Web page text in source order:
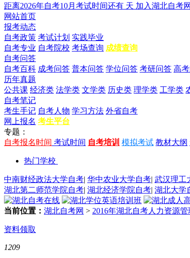
距离2026年自考10月考试时间还有 天 加入湖北自考
网站首页
报考动态
自考政策 考试计划 实践毕业
自考专业 自考院校 考场查询 成绩查询
自考问答
自考百科 成考问答 普本问答 学位问答 考研问答 高
历年真题
公共课 经济类 法学类 文学类 历史类 理学类 工学类
自考笔记
考生手记 自考人物 学习方法 外省自考
网上报名 考生平台
专题：
自考报名时间 考试时间 自考培训 模拟考试 教材大纲
热门学校
中南财经政法大学自考| 华中农业大学自考| 武汉理工
湖北第二师范学院自考| 湖北经济学院自考| 湖北大学
当前位置： 湖北自考网 > 2016年湖北自考人力资源
资料领取
1209